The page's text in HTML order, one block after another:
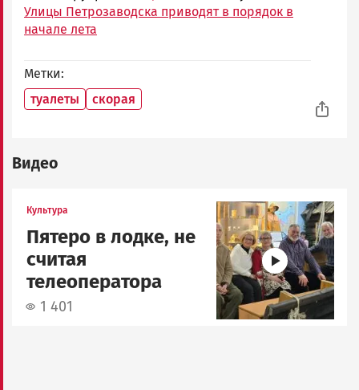
Улицы Петрозаводска приводят в порядок в
начале лета
Метки
туалеты
скорая
Видео
Культура
Пятеро в лодке, не
считая
телеоператора
1 401
Image